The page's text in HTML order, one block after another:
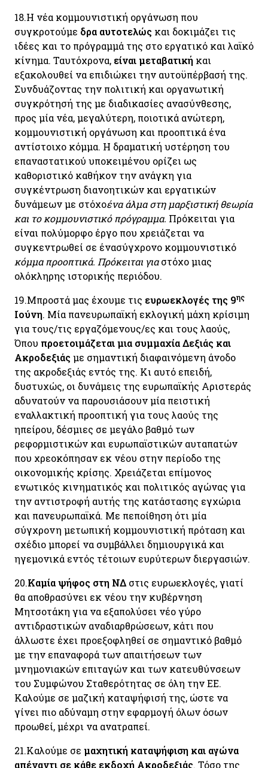
18.Η νέα κομμουνιστική οργάνωση που
συγκροτούμε δρα αυτοτελώς και δοκιμάζει τις
ιδέες και το πρόγραμμά της στο εργατικό και λαϊκό
κίνημα. Ταυτόχρονα, είναι μεταβατική και
εξακολουθεί να επιδιώκει την αυτοϋπέρβασή της.
Συνδυάζοντας την πολιτική και οργανωτική
συγκρότησή της με διαδικασίες ανασύνθεσης,
προς μία νέα, μεγαλύτερη, ποιοτικά ανώτερη,
κομμουνιστική οργάνωση και προοπτικά ένα
αντίστοιχο κόμμα. Η δραματική υστέρηση του
επαναστατικού υποκειμένου ορίζει ως
καθοριστικό καθήκον την ανάγκη για
συγκέντρωση διανοητικών και εργατικών
δυνάμεων με στόχοένα άλμα στη μαρξιστική θεωρία
και το κομμουνιστικό πρόγραμμα. Πρόκειται για
είναι πολύμορφο έργο που χρειάζεται να
συγκεντρωθεί σε ένασύγχρονο κομμουνιστικό
κόμμα προοπτικά. Πρόκειται γιαστόχο μιας
ολόκληρης ιστορικής περιόδου.
19.Μπροστά μας έχουμε τις ευρωεκλογές της 9ης
Ιούνη. Μία πανευρωπαϊκή εκλογική μάχη κρίσιμη
για τους/τις εργαζόμενους/ες και τους λαούς,
Όπου προετοιμάζεται μια συμμαχία Δεξιάς και
Ακροδεξιάς με σημαντική διαφαινόμενη άνοδο
της ακροδεξιάς εντός της. Κι αυτό επειδή,
δυστυχώς, οι δυνάμεις της ευρωπαϊκής Αριστεράς
αδυνατούν να παρουσιάσουν μία πειστική
εναλλακτική προοπτική για τους λαούς της
ηπείρου, δέσμιες σε μεγάλο βαθμό των
ρεφορμιστικών και ευρωπαϊστικών αυταπατών
που χρεοκόπησαν εκ νέου στην περίοδο της
οικονομικής κρίσης. Χρειάζεται επίμονος
ενωτικός κινηματικός και πολιτικός αγώνας για
την αντιστροφή αυτής της κατάστασης εγχώρια
και πανευρωπαϊκά. Με πεποίθηση ότι μία
σύγχρονη μετωπική κομμουνιστική πρόταση και
σχέδιο μπορεί να συμβάλλει δημιουργικά και
ηγεμονικά εντός τέτοιων ευρύτερων διεργασιών.
20.Καμία ψήφος στη ΝΔ στις ευρωεκλογές, γιατί
θα αποθρασύνει εκ νέου την κυβέρνηση
Μητσοτάκη για να εξαπολύσει νέο γύρο
αντιδραστικών αναδιαρθρώσεων, κάτι που
άλλωστε έχει προεξοφληθεί σε σημαντικό βαθμό
με την επαναφορά των απαιτήσεων των
μνημονιακών επιταγών και των κατευθύνσεων
του Συμφώνου Σταθερότητας σε όλη την ΕΕ.
Καλούμε σε μαζική καταψήφισή της, ώστε να
γίνει πιο αδύναμη στην εφαρμογή όλων όσων
προωθεί, μέχρι να ανατραπεί.
21.Καλούμε σε μαχητική καταψήφιση και αγώνα
απέναντι σε κάθε εκδοχή Ακροδεξιάς. Τόσο της